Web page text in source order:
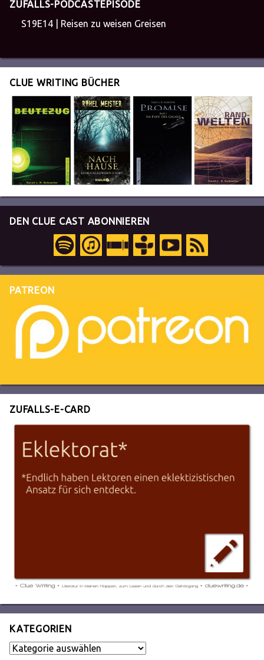
ZUFALLS-PODCASTEPISODE
S19E14 | Reisen zu weisen Greisen
CLUE WRITING BÜCHER
DEN CLUE CAST ABONNIEREN
PATREON
ZUFALLS-E-CARD
KATEGORIEN
Kategorien